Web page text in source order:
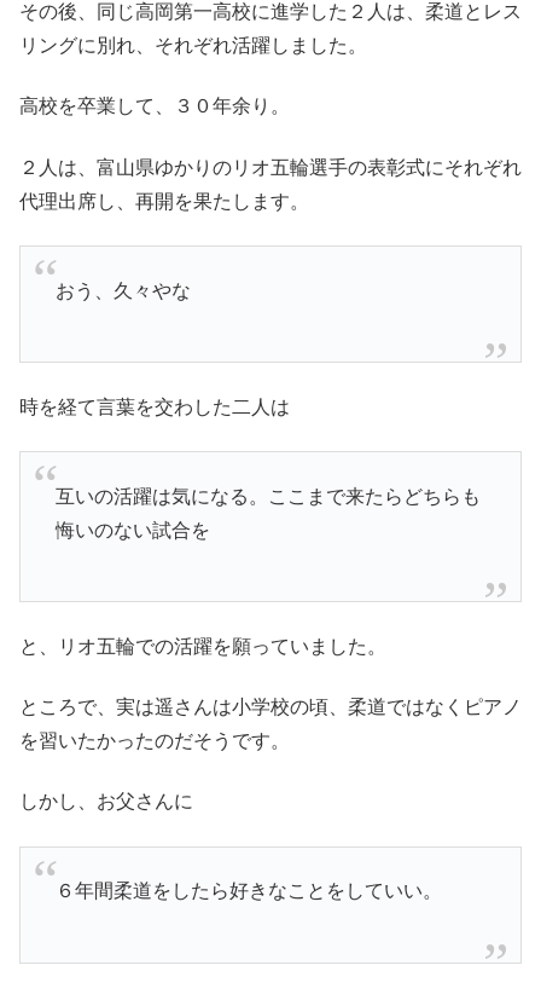
その後、同じ高岡第一高校に進学した２人は、柔道とレス
リングに別れ、それぞれ活躍しました。
高校を卒業して、３０年余り。
２人は、富山県ゆかりのリオ五輪選手の表彰式にそれぞれ
代理出席し、再開を果たします。
おう、久々やな
時を経て言葉を交わした二人は
互いの活躍は気になる。ここまで来たらどちらも
悔いのない試合を
と、リオ五輪での活躍を願っていました。
ところで、実は遥さんは小学校の頃、柔道ではなくピアノ
を習いたかったのだそうです。
しかし、お父さんに
６年間柔道をしたら好きなことをしていい。